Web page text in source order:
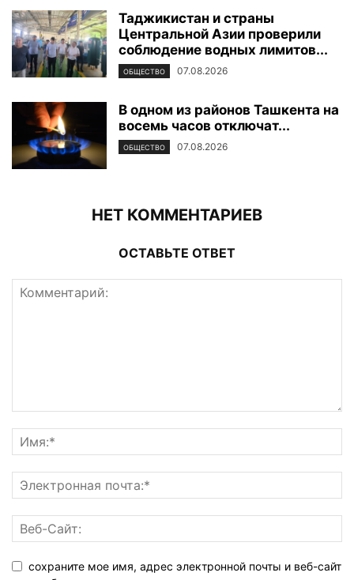
Таджикистан и страны
Центральной Азии проверили
соблюдение водных лимитов...
ОБЩЕСТВО 07.08.2026
В одном из районов Ташкента на
восемь часов отключат...
ОБЩЕСТВО 07.08.2026
НЕТ КОММЕНТАРИЕВ
ОСТАВЬТЕ ОТВЕТ
сохраните мое имя, адрес электронной почты и веб-сайт